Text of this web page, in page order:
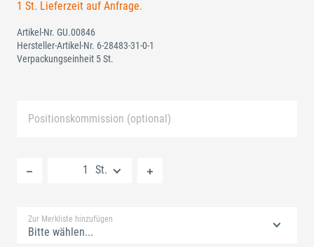
1 St. Lieferzeit auf Anfrage.
Artikel-Nr. GU.00846
Hersteller-Artikel-Nr. 6-28483-31-0-1
Verpackungseinheit 5 St.
Positionskommission (optional)
St.
Zur Merkliste hinzufügen
Bitte wählen...